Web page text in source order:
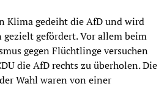
Klima gedeiht die AfD und wird
gezielt gefördert. Vor allem beim
gegen Flüchtlinge versuchen
die AfD rechts zu überholen. Die
Wahl waren von einer